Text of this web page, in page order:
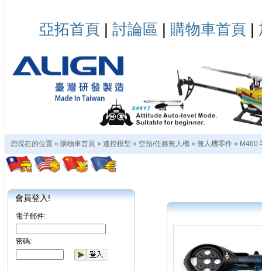
亞拓首頁 | 討論區 | 購物車首頁 |
您現在的位置 » 購物車首頁 » 遙控模型 » 空拍/任務無人機 » 無人機零件 » M460
會員登入!
電子郵件:
密碼: